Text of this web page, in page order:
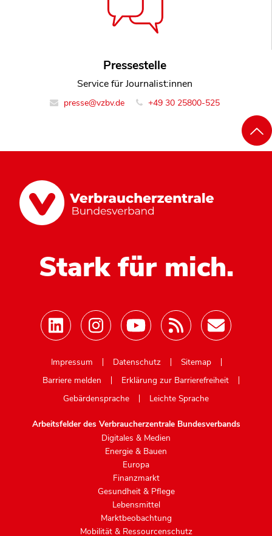
Pressestelle
Service für Journalist:innen
presse@vzbv.de +49 30 25800-525
Stark für mich.
Impressum
Datenschutz
Sitemap
Barriere melden
Erklärung zur Barrierefreiheit
Gebärdensprache
Leichte Sprache
Arbeitsfelder des Verbraucherzentrale Bundesverbands
Digitales & Medien
Energie & Bauen
Europa
Finanzmarkt
Gesundheit & Pflege
Lebensmittel
Marktbeobachtung
Mobilität & Ressourcenschutz